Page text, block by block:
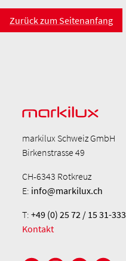
Zurück zum Seitenanfang
markilux Schweiz GmbH
Birkenstrasse 49
CH-6343 Rotkreuz
E: info@markilux.ch
T:+49 (0) 25 72 / 15 31-333
Kontakt